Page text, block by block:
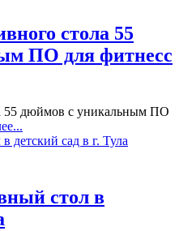
стола 55
ПО для фитнесс
55 дюймов с уникальным ПО
стол в